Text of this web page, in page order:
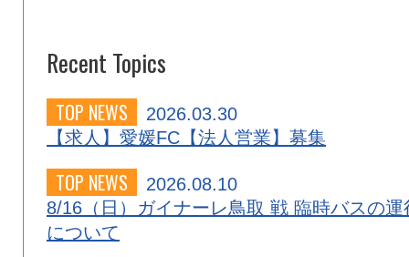
Recent Topics
TOP NEWS
2026.03.30
【求人】愛媛FC【法人営業】募集
TOP NEWS
2026.08.10
8/16（日）ガイナーレ鳥取 戦 臨時バスの運
について